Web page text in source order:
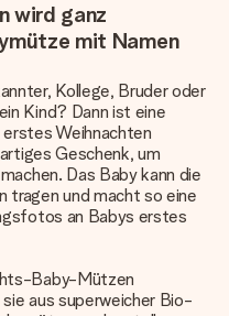
wird ganz
mit Namen
Kollege, Bruder oder
Kind? Dann ist eine
Weihnachten
Geschenk, um
Das Baby kann die
tragen und macht so eine
an Babys erstes
Baby-Mützen
aus superweicher Bio-